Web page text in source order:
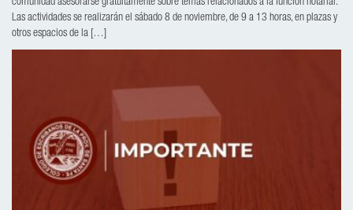
Las actividades se realizarán el sábado 8 de noviembre, de 9 a 13 horas, en plazas y
otros espacios de la […]